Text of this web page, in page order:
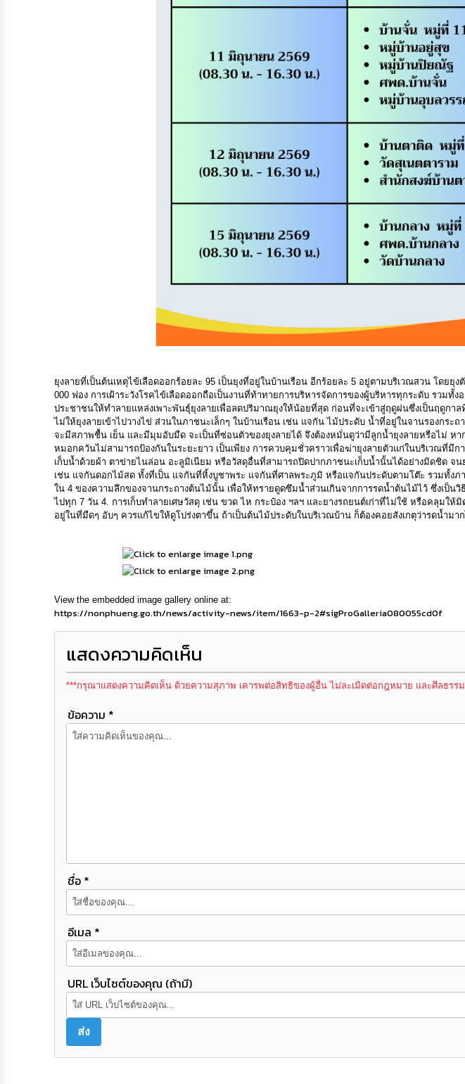
ยุงลายที่เป็นต้นเหตุไข้เลือดออกร้อยละ 95 เป็นยุงที่อยู่ในบ้านเรือน อีกร้อยละ 5 อยู่ตามบริเวณสวน โดย
000 ฟอง การเฝ้าระวังโรคไข้เลือดออกถือเป็นงานที่ท้าทายการบริหารจัดการของผู้บริหารทุกระดับ รว
ประชาชนให้ทำลายแหล่งเพาะพันธุ์ยุงลายเพื่อลดปริมาณยุงให้น้อยที่สุด ก่อนที่จะเข้าสู่ฤดูฝนซึ่งเป็นฤดูกา
ไม่ให้ยุงลายเข้าไปวางไข่ ส่วนในภาชนะเล็กๆ ในบ้านเรือน เช่น แจกัน ไม้ประดับ น้ำที่อยู่ในจานรองกระ
จะมีสภาพชื้น เย็น และมีมุมอับมืด จะเป็นที่ซ่อนตัวของยุงลายได้ จึงต้องหมั่นดูว่ามีลูกน้ำยุงลายหรือไม่ ห
หมอกควันไม่สามารถป้องกันในระยะยาว เป็นเพียง การควบคุมชั่วคราวเพื่อฆ่ายุงลายตัวแก่ในบริเวณที่มี
เก็บน้ำด้วยผ้า ตาข่ายไนล่อน อะลูมิเนียม หรือวัสดุอื่นที่สามารถปิดปากภาชนะเก็บน้ำนั้นได้อย่างมิดชิด จ
เช่น แจกันดอกไม้สด ทั้งที่เป็น แจกันที่หิ้งบูชาพระ แจกันที่ศาลพระภูมิ หรือแจกันประดับตามโต๊ะ รวมทั้งภ
ใน 4 ของความลึกของจานกระถางต้นไม้นั้น เพื่อให้ทรายดูดซึมน้ำส่วนเกินจากการรดน้ำต้นไม้ไว้ ซึ่งเป็
ไปทุก 7 วัน 4. การเก็บทำลายเศษวัสดุ เช่น ขวด ไห กระป๋อง ฯลฯ และยางรถยนต์เก่าที่ไม่ใช้ หรือคลุมใ
อยู่ในที่มืดๆ อับๆ ควรแก้ไขให้ดูโปร่งตาขึ้น ถ้าเป็นต้นไม้ประดับในบริเวณบ้าน ก็ต้องคอยสังเกตุว่ารดน้ำม
View the embedded image gallery online at:
https://nonphueng.go.th/news/activity-news/item/1663-p-2#sigProGalleria080055cd0f
แสดงความคิดเห็น
***กรุณาแสดงความคิดเห็น ด้วยความสุภาพ เคารพต่อสิทธิของผู้อื่น ไม่ละเมิดต่อกฎหมาย และศีลธรร
ข้อความ *
ชื่อ *
อีเมล *
URL เว็บไซต์ของคุณ (ถ้ามี)